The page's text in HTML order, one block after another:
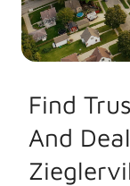
Find
And